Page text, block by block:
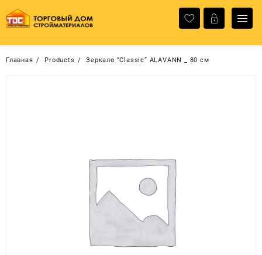
содержимому
Главная Products Зеркало “Classic” ALAVANN _ 80 см